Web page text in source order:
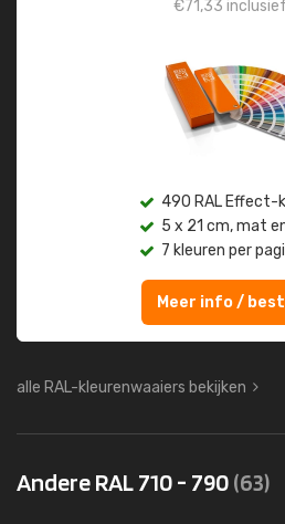
€71,33
490 RAL Effect-
5 x 21 cm, mat
7 kleuren per
Meer info /
alle RAL-kleurenwaaiers bekijken
Andere RAL 710 - 790(63)